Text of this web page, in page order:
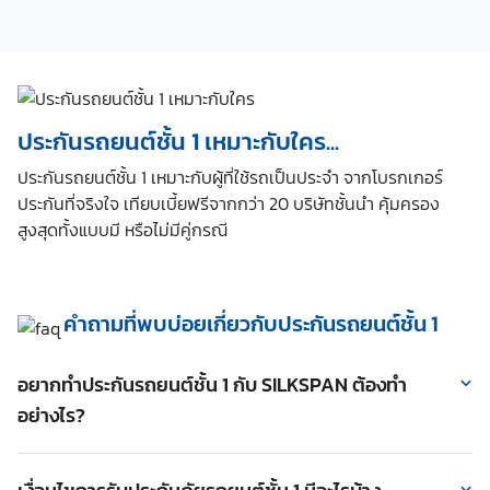
ประกันรถยนต์ชั้น 1 เหมาะกับใคร...
ประกันรถยนต์ชั้น 1 เหมาะกับผู้ที่ใช้รถเป็นประจำ จากโบรกเกอร์
ประกันที่จริงใจ เทียบเบี้ยฟรีจากกว่า 20 บริษัทชั้นนำ คุ้มครอง
สูงสุดทั้งแบบมี หรือไม่มีคู่กรณี
คำถามที่พบบ่อยเกี่ยวกับประกันรถยนต์ชั้น 1
อยากทำประกันรถยนต์ชั้น 1 กับ SILKSPAN ต้องทำ
อย่างไร?
หากคุณสนใจสอบถามว่าประกันชั้น 1 ราคาเท่าไหร่ หรือต้องการเช็ค